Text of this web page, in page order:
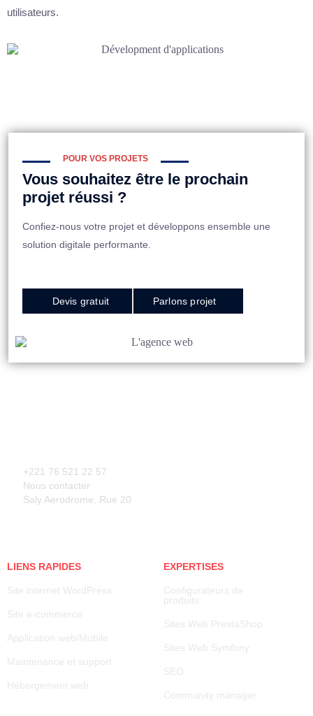
utilisateurs.
POUR VOS PROJETS
Vous souhaitez être le prochain
projet réussi ?
Confiez-nous votre projet et développons ensemble une
solution digitale performante.
Devis gratuit Parlons projet
+221 76 521 22 57
Nous contacter
Saly Aerodrome, Rue 20
LIENS RAPIDES
Site internet WordPress
Site e-commerce
Application web/Mobile
Maintenance et support
Hébergement web
EXPERTISES
Configurateurs de
produits
Sites Web PrestaShop
Sites Web Symfony
SEO
Community manager